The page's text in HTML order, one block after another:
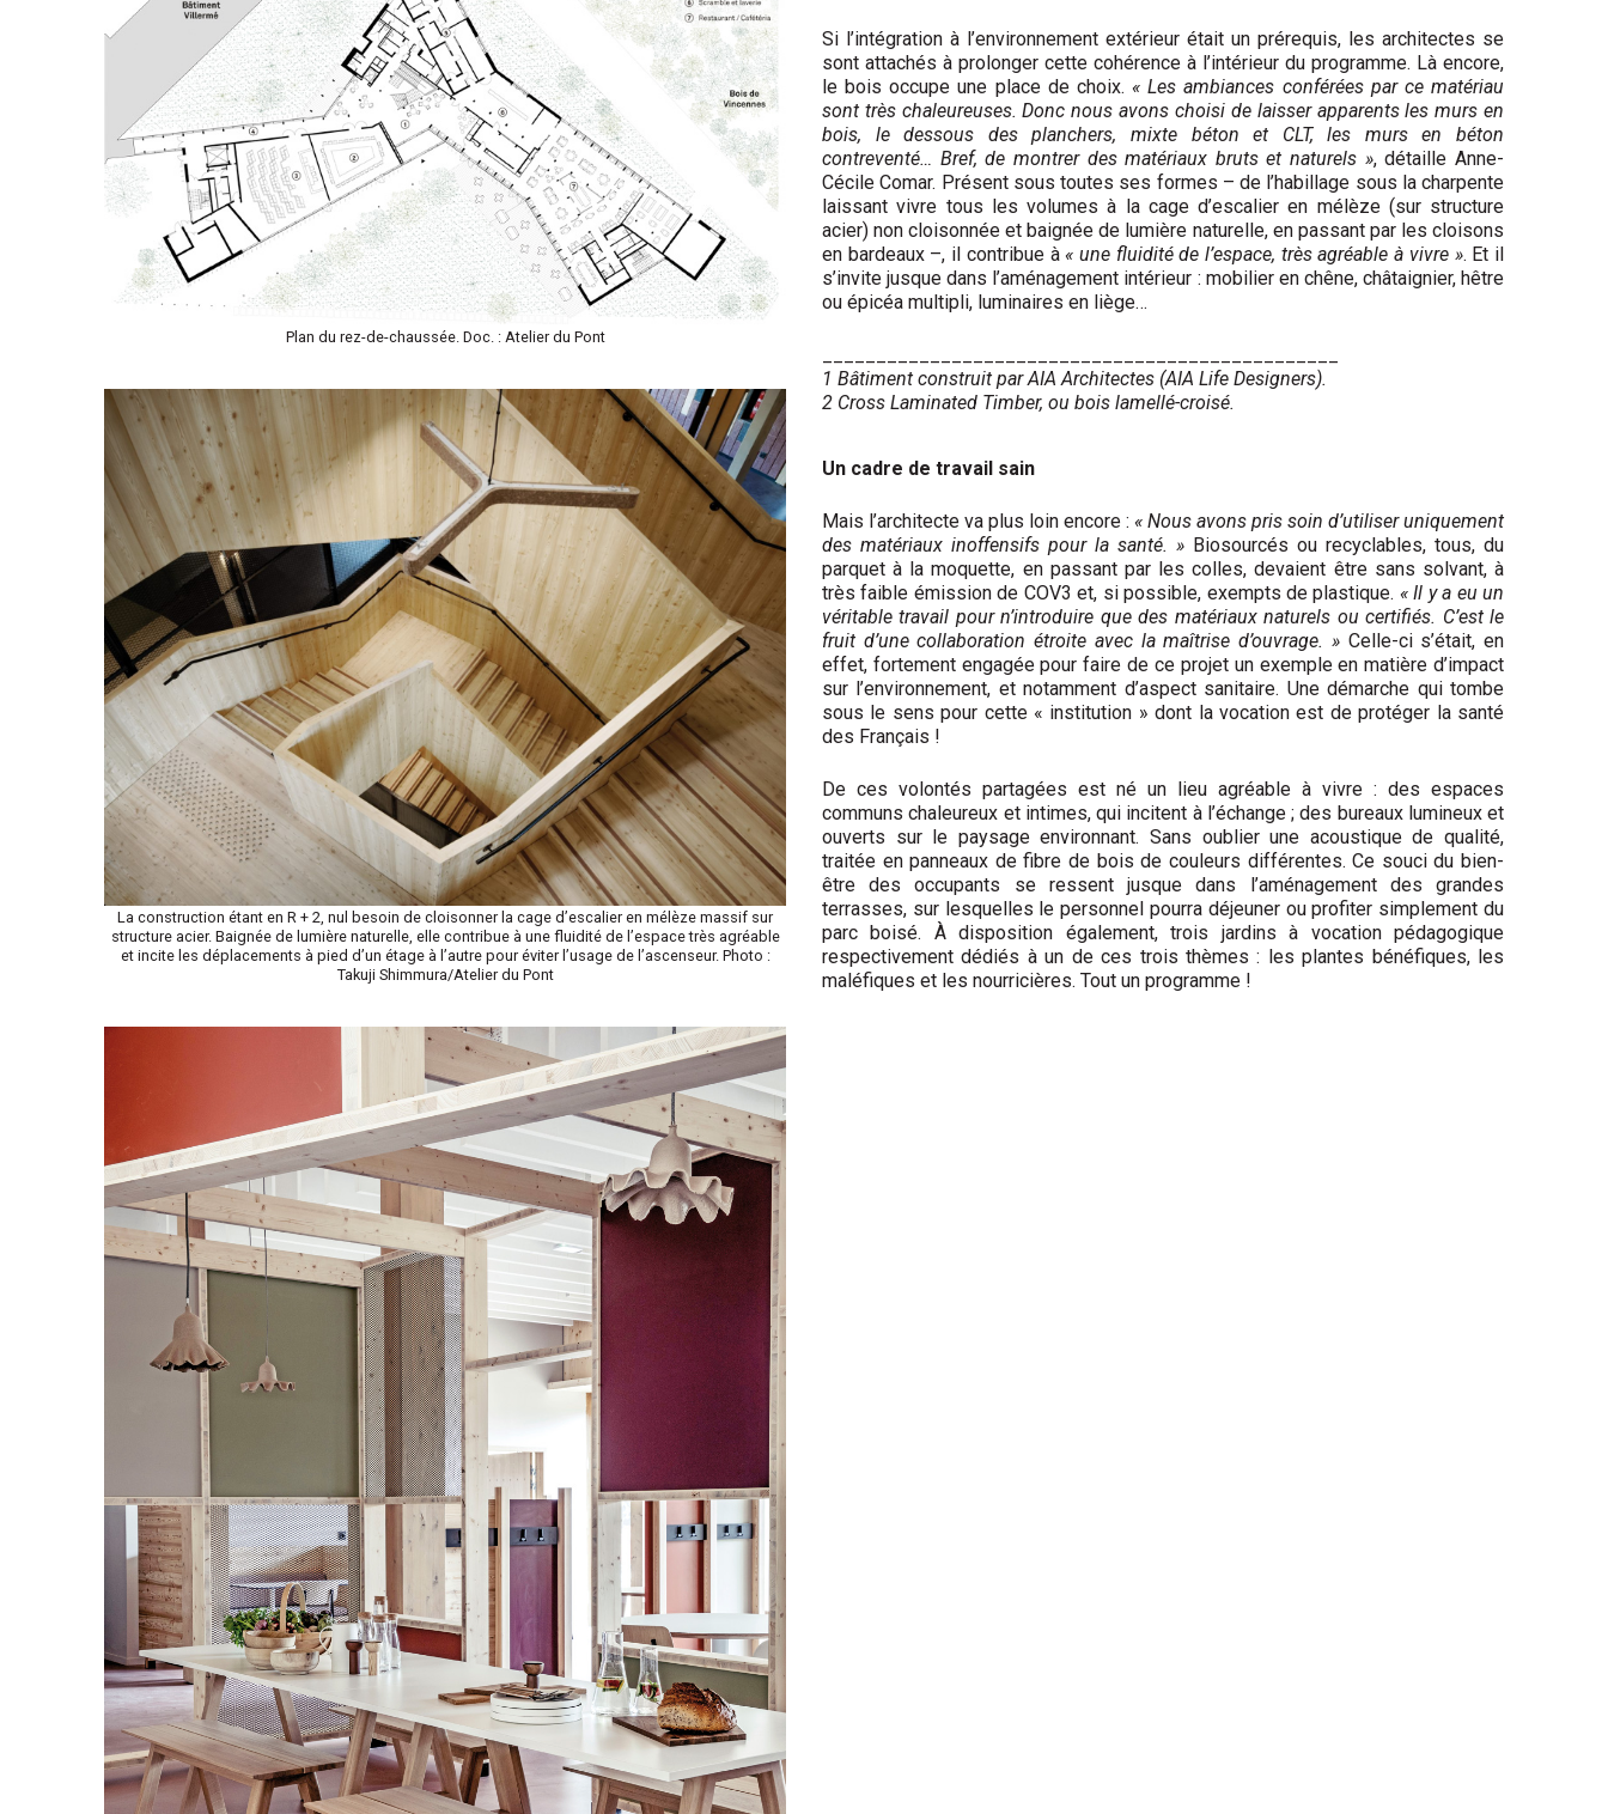
Plan du rez-de-chaussée. Doc. : Atelier du Pont
La construction étant en R + 2, nul besoin de cloisonner la cage d’escalier en mélèze massif sur
structure acier. Baignée de lumière naturelle, elle contribue à une fluidité de l’espace très agréable
et incite les déplacements à pied d’un étage à l’autre pour éviter l’usage de l’ascenseur. Photo :
Takuji Shimmura/Atelier du Pont
Si l’intégration à l’environnement extérieur était un prérequis, les architectes se
sont attachés à prolonger cette cohérence à l’intérieur du programme. Là encore,
le bois occupe une place de choix. « Les ambiances conférées par ce matériau
sont très chaleureuses. Donc nous avons choisi de laisser apparents les murs en
bois, le dessous des planchers, mixte béton et CLT, les murs en béton
contreventé… Bref, de montrer des matériaux bruts et naturels », détaille Anne-
Cécile Comar. Présent sous toutes ses formes – de l’habillage sous la charpente
laissant vivre tous les volumes à la cage d’escalier en mélèze (sur structure
acier) non cloisonnée et baignée de lumière naturelle, en passant par les cloisons
en bardeaux –, il contribue à « une fluidité de l’espace, très agréable à vivre ». Et il
s’invite jusque dans l’aménagement intérieur : mobilier en chêne, châtaignier, hêtre
ou épicéa multipli, luminaires en liège…
1 Bâtiment construit par AIA Architectes (AIA Life Designers).
2 Cross Laminated Timber, ou bois lamellé-croisé.
Un cadre de travail sain
Mais l’architecte va plus loin encore : « Nous avons pris soin d’utiliser uniquement
des matériaux inoffensifs pour la santé. » Biosourcés ou recyclables, tous, du
parquet à la moquette, en passant par les colles, devaient être sans solvant, à
très faible émission de COV3 et, si possible, exempts de plastique. « Il y a eu un
véritable travail pour n’introduire que des matériaux naturels ou certifiés. C’est le
fruit d’une collaboration étroite avec la maîtrise d’ouvrage. » Celle-ci s’était, en
effet, fortement engagée pour faire de ce projet un exemple en matière d’impact
sur l’environnement, et notamment d’aspect sanitaire. Une démarche qui tombe
sous le sens pour cette « institution » dont la vocation est de protéger la santé
des Français !
De ces volontés partagées est né un lieu agréable à vivre : des espaces
communs chaleureux et intimes, qui incitent à l’échange ; des bureaux lumineux et
ouverts sur le paysage environnant. Sans oublier une acoustique de qualité,
traitée en panneaux de fibre de bois de couleurs différentes. Ce souci du bien-
être des occupants se ressent jusque dans l’aménagement des grandes
terrasses, sur lesquelles le personnel pourra déjeuner ou profiter simplement du
parc boisé. À disposition également, trois jardins à vocation pédagogique
respectivement dédiés à un de ces trois thèmes : les plantes bénéfiques, les
maléfiques et les nourricières. Tout un programme !